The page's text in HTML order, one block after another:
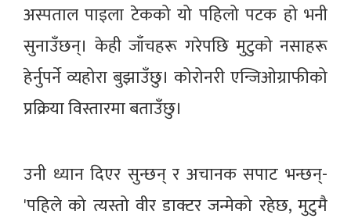
अस्पताल पाइला टेकको यो पहिलो पटक हो भनी
सुनाउँछन्। केही जाँचहरू गरेपछि मुटुको नसाहरू
हेर्नुपर्ने व्यहोरा बुझाउँछु। कोरोनरी एन्जिओग्राफीको
प्रक्रिया विस्तारमा बताउँछु।
उनी ध्यान दिएर सुन्छन् र अचानक सपाट भन्छन्-
'पहिले को त्यस्तो वीर डाक्टर जन्मेको रहेछ, मुटुमै